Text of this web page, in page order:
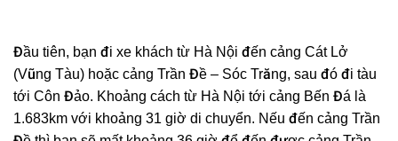
Đầu tiên, bạn đi xe khách từ Hà Nội đến cảng Cát Lở
(Vũng Tàu) hoặc cảng Trần Đề – Sóc Trăng, sau đó đi tàu
tới Côn Đảo. Khoảng cách từ Hà Nội tới cảng Bến Đá là
1.683km với khoảng 31 giờ di chuyển. Nếu đến cảng Trần